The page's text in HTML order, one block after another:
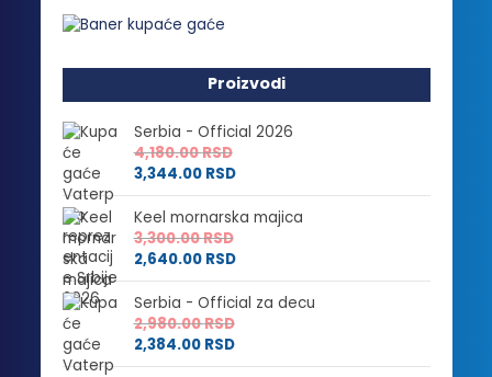
Proizvodi
Serbia - Official 2026
4,180.00RSD
3,344.00 RSD
Keel mornarska majica
3,300.00RSD
2,640.00 RSD
Serbia - Official za decu
2,980.00RSD
2,384.00 RSD